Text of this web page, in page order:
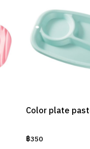
Color plate
฿350